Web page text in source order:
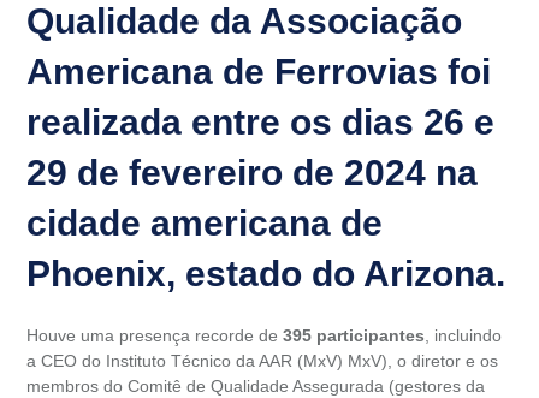
Qualidade da Associação
Americana de Ferrovias foi
realizada entre os dias 26 e
29 de fevereiro de 2024 na
cidade americana de
Phoenix, estado do Arizona.
Houve uma presença recorde de 395 participantes, incluindo
a CEO do Instituto Técnico da AAR (MxV) MxV), o diretor e os
membros do Comitê de Qualidade Assegurada (gestores da